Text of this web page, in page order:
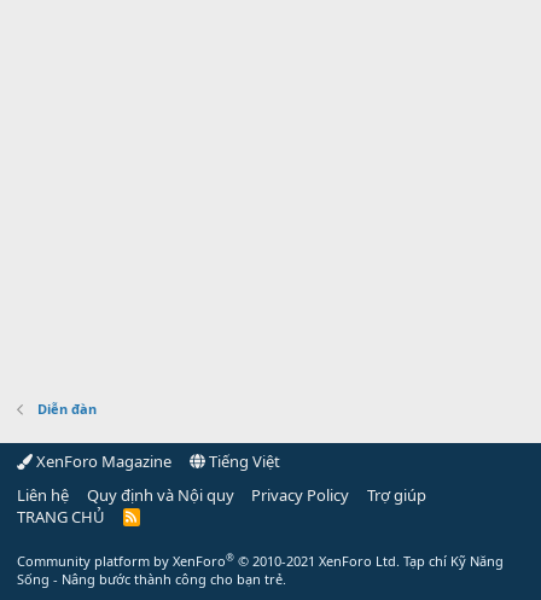
Diễn đàn
XenForo Magazine
Tiếng Việt
Liên hệ
Quy định và Nội quy Privacy Policy
Trợ giúp
TRANG CHỦ
R
Community platform by XenForo® © 2010-2021 XenForo Ltd. Tạp chí Kỹ Năng
Sống - Nâng bước thành công cho bạn trẻ.